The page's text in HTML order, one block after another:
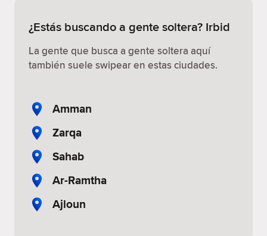
¿Estás buscando a gente soltera? Irbid
La gente que busca a gente soltera aquí
también suele swipear en estas ciudades.
Amman
Zarqa
Sahab
Ar-Ramtha
Ajloun